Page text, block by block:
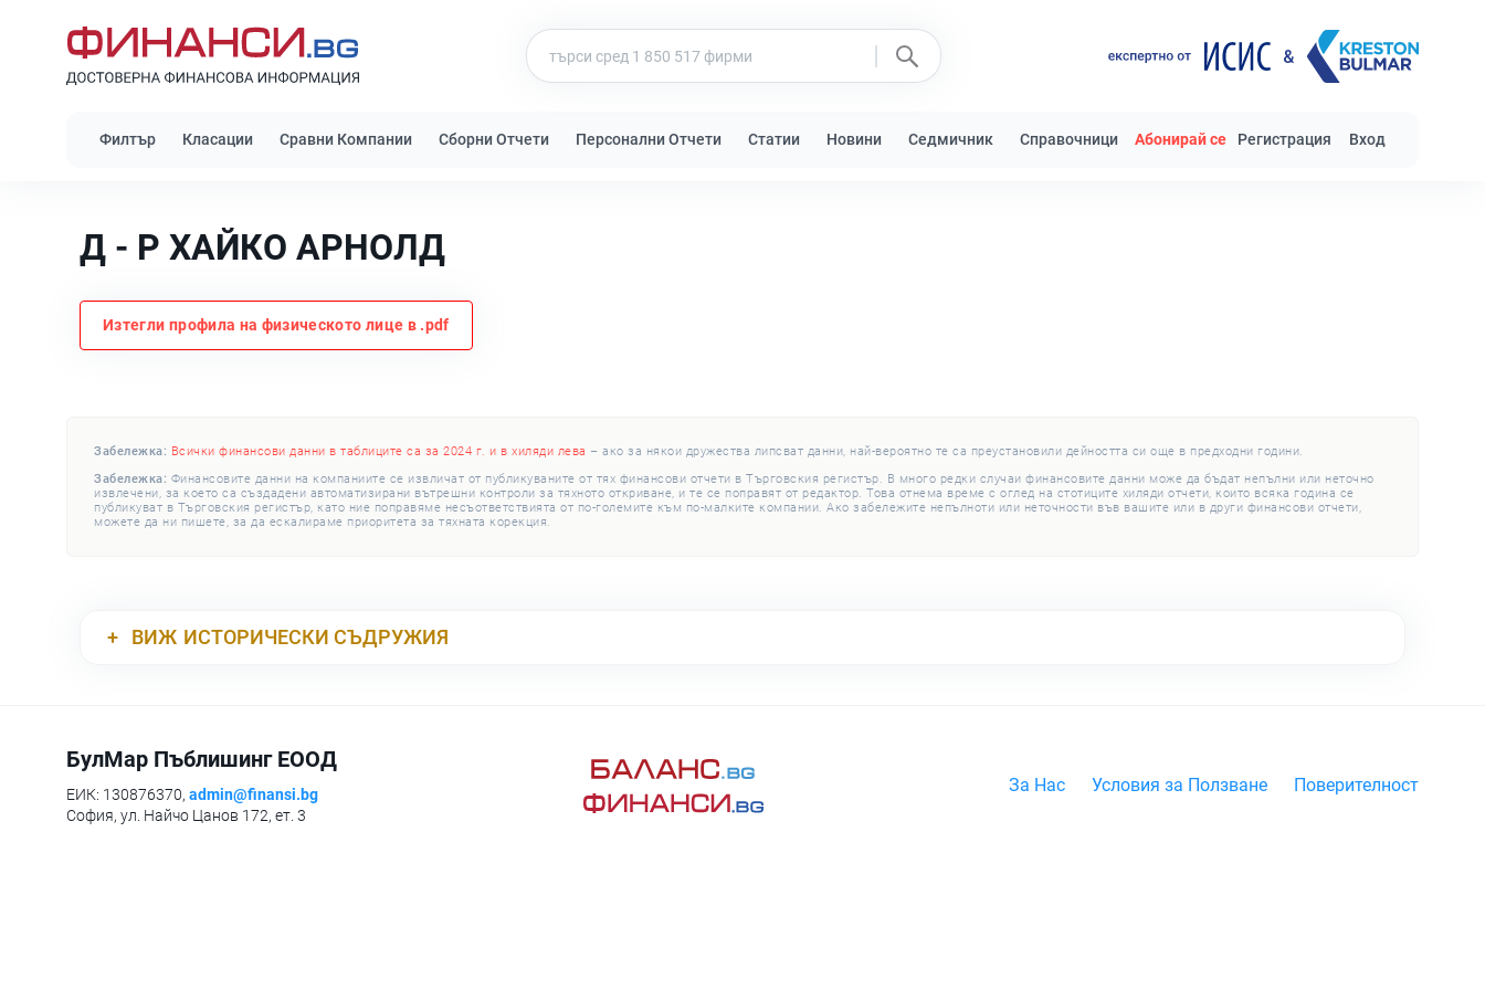
Филтър Класации Сравни Компании Сборни Отчети Персонални Отчети Статии Новини Седмичник Справочници Абонирай се Регистрация Вход
Д - Р ХАЙКО АРНОЛД
Изтегли профила на физическото лице в .pdf
Забележка: Всички финансови данни в таблиците са за 2024 г. и в хиляди лева – ако за някои дружества липсват данни, най-вероятно те са преустановили дейността си още в предходни години.
Забележка: Финансовите данни на компаниите се извличат от публикуваните от тях финансови отчети в Търговския регистър. В много редки случаи финансовите данни може да бъдат непълни или неточно
извлечени, за което са създадени автоматизирани вътрешни контроли за тяхното откриване, и те се поправят от редактор. Това отнема време с оглед на стотиците хиляди отчети, които всяка година се
публикуват в Търговския регистър, като ние поправяме несъответствията от по-големите към по-малките компании. Ако забележите непълноти или неточности във вашите или в други финансови отчети,
можете да ни пишете, за да ескалираме приоритета за тяхната корекция.
ВИЖ ИСТОРИЧЕСКИ СЪДРУЖИЯ
БулМар Пъблишинг ЕООД
ЕИК: 130876370, admin@finansi.bg
София, ул. Найчо Цанов 172, ет. 3
За Нас Условия за Ползване Поверителност